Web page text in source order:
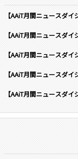
【AAiT月間ニュースダ
【AAiT月間ニュースダ
【AAiT月間ニュースダ
【AAiT月間ニュースダ
【AAiT月間ニュースダ